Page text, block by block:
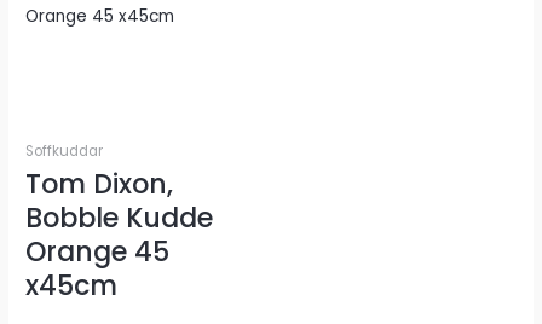
Soffkuddar
Tom Dixon,
Bobble Kudde
Orange 45
x45cm